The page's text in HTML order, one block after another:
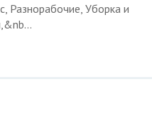
Разнорабочие, Уборка и